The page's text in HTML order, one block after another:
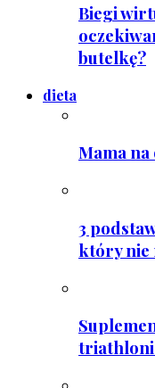
Biegi
butelkę?
dieta
Mama na
3
który nie